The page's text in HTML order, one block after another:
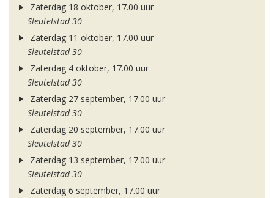
Zaterdag 18 oktober, 17.00 uur
Sleutelstad 30
Zaterdag 11 oktober, 17.00 uur
Sleutelstad 30
Zaterdag 4 oktober, 17.00 uur
Sleutelstad 30
Zaterdag 27 september, 17.00 uur
Sleutelstad 30
Zaterdag 20 september, 17.00 uur
Sleutelstad 30
Zaterdag 13 september, 17.00 uur
Sleutelstad 30
Zaterdag 6 september, 17.00 uur